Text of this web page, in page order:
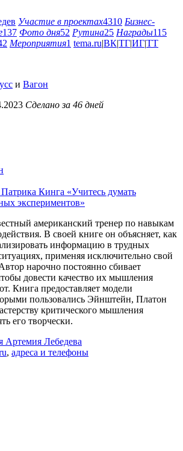
Участие в проектах4310 Бизнес-
137 Фото дня52 Рутина25 Награды115
Мероприятия1 tema.ru|ВК|ТГ|ИГ|ТТ
и Вагон
Сделано за 46 дней
Кинга «Учитесь думать
экспериментов»
американский тренер по навыкам
В своей книге он объясняет, как
информацию в трудных
применяя исключительно свой
нарочно постоянно сбивает
довести качество их мышления
Книга предоставляет модели
пользовались Эйнштейн, Платон
критического мышления
его творчески.
Артемия Лебедева
, адреса и телефоны